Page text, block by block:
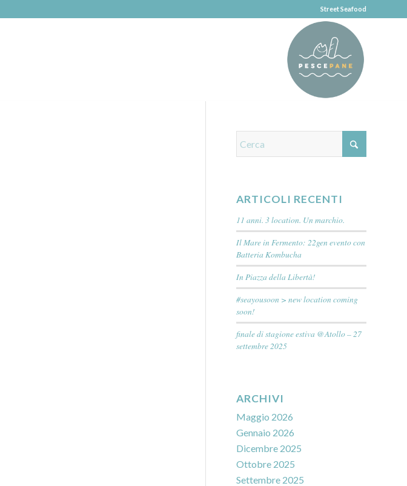
Street Seafood
ARTICOLI RECENTI
11 anni. 3 location. Un marchio.
Il Mare in Fermento: 22gen evento con
Batteria Kombucha
In Piazza della Libertà!
#seayousoon > new location coming
soon!
finale di stagione estiva @Atollo – 27
settembre 2025
ARCHIVI
Maggio 2026
Gennaio 2026
Dicembre 2025
Ottobre 2025
Settembre 2025